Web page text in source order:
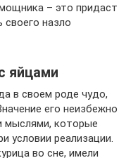
– это придаст
своего назло
яйцами
в своем роде чудо,
его неизбежно
мыслями, которые
условии реализации.
во сне, имели